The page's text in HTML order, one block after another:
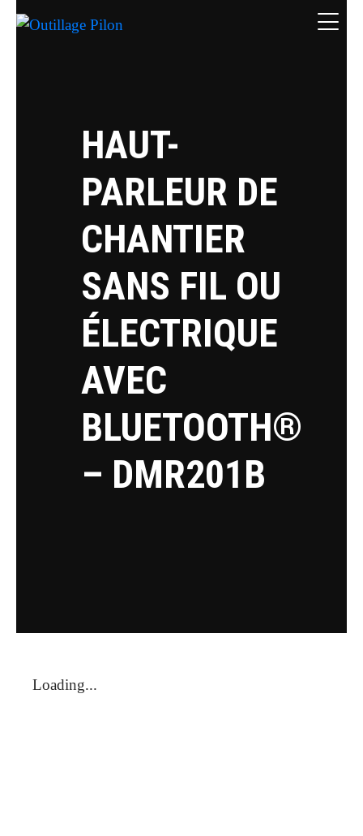
HAUT-
PARLEUR DE
CHANTIER
SANS FIL OU
ÉLECTRIQUE
AVEC
BLUETOOTH®
– DMR201B
Loading...